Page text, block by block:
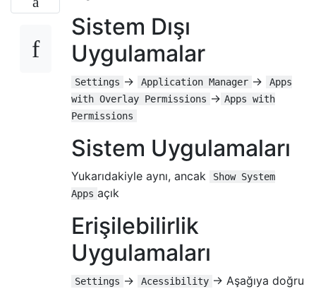
Sistem Dışı
Uygulamalar
Settings -> Application Manager ->
Apps
with Overlay Permissions -> Apps with
Permissions
Sistem Uygulamaları
Yukarıdakiyle aynı, ancak
Show System
Apps açık
Erişilebilirlik
Uygulamaları
Settings -> Acessibility -> Aşağıya doğru